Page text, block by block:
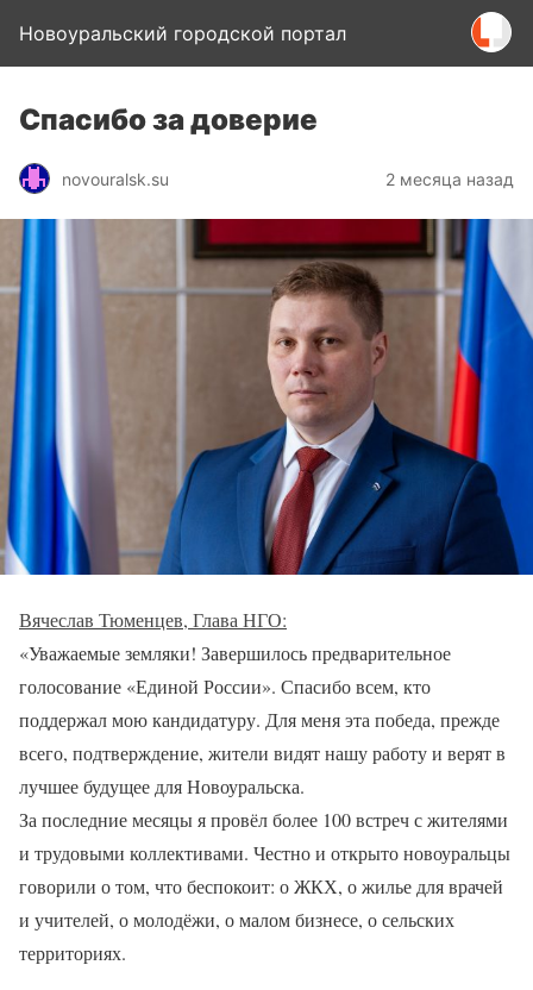
Новоуральский городской портал
Спасибо за доверие
novouralsk.su 2 месяца назад
Вячеслав Тюменцев, Глава НГО:
«Уважаемые земляки! Завершилось предварительное
голосование «Единой России». Спасибо всем, кто
поддержал мою кандидатуру. Для меня эта победа, прежде
всего, подтверждение, жители видят нашу работу и верят в
лучшее будущее для Новоуральска.
За последние месяцы я провёл более 100 встреч с жителями
и трудовыми коллективами. Честно и открыто новоуральцы
говорили о том, что беспокоит: о ЖКХ, о жилье для врачей
и учителей, о молодёжи, о малом бизнесе, о сельских
территориях.